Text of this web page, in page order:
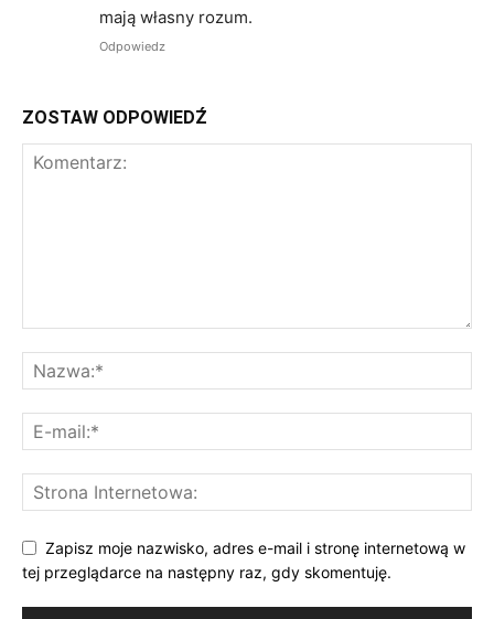
mają własny rozum.
Odpowiedz
ZOSTAW ODPOWIEDŹ
Zapisz moje nazwisko, adres e-mail i stronę internetową w
tej przeglądarce na następny raz, gdy skomentuję.